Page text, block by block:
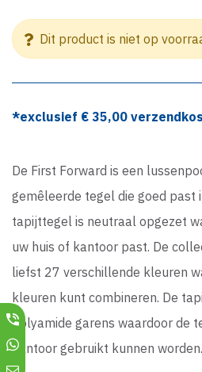
Dit product is niet op
*exclusief € 35,00
De First Forward is een
gemêleerde tegel die goed past
tapijttegel is neutraal opgezet
uw huis of kantoor past. De
liefst 27 verschillende kleuren
kleuren kunt combineren. De
Polyamide garens waardoor de
kantoor gebruikt kunnen worden.